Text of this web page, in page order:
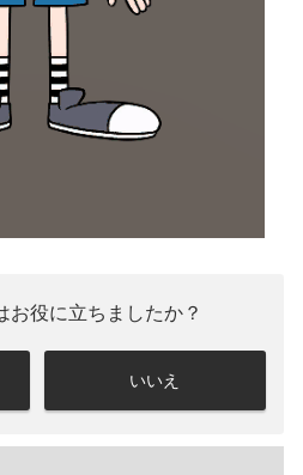
お役に立ちましたか？
いいえ